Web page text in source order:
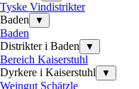
Tyske Vindistrikter
Baden
▼
Baden
Distrikter i Baden
▼
Bereich Kaiserstuhl
Dyrkere i Kaiserstuhl
▼
Weingut Schätzle